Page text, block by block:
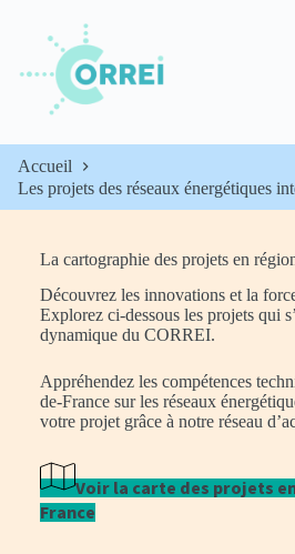
Accueil
Les projets des réseaux énergétiques
La cartographie des projets en
Découvrez les innovations et la
Explorez ci-dessous les projets qui
dynamique du CORREI.
Appréhendez les compétences
de-France sur les réseaux
votre projet grâce à notre réseau
Voir la carte des projets
France